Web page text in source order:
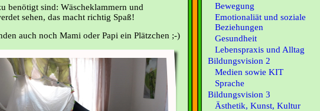
benötigt sind: Wäscheklammern und
sehen, das macht richtig Spaß!
auch noch Mami oder Papi ein Plätzchen ;-)
Bewegung
Emotionaliät und soziale
Beziehungen
Gesundheit
Lebenspraxis und Alltag
Bildungsvision 2
Medien sowie KIT
Sprache
Bildungsvision 3
Ästhetik, Kunst, Kultur